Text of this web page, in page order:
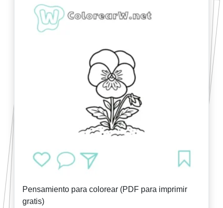
Pensamiento para colorear (PDF para imprimir
gratis)